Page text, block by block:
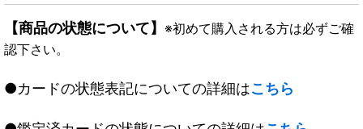
【商品の状態について】 ※初めて購入される方は必ずご確
認下さい。
●カードの状態表記についての詳細はこちら